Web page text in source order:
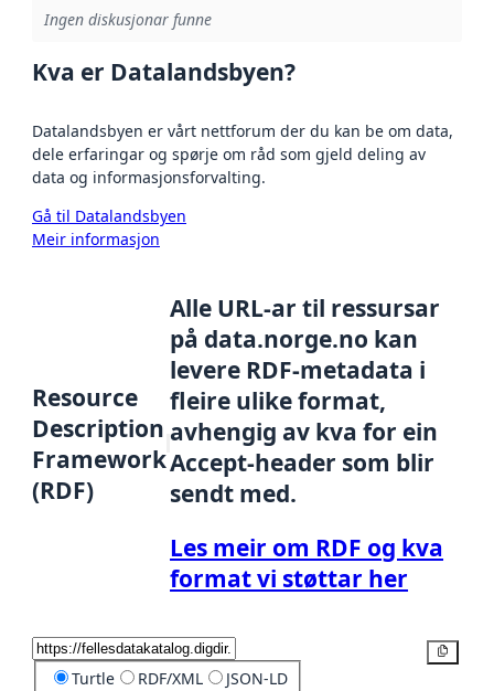
Ingen diskusjonar funne
Kva er Datalandsbyen?
Datalandsbyen er vårt nettforum der du kan be om data,
dele erfaringar og spørje om råd som gjeld deling av
data og informasjonsforvalting.
Gå til Datalandsbyen
Meir informasjon
Resource
Description
Framework
(RDF)
Alle URL-ar til ressursar
på data.norge.no kan
levere RDF-metadata i
fleire ulike format,
avhengig av kva for ein
Accept-header som blir
sendt med.
Les meir om RDF og kva
format vi støttar her
Turtle RDF/XML JSON-LD